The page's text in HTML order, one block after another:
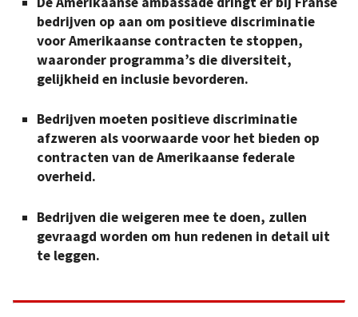
bedrijven op aan om positieve discriminatie
voor Amerikaanse contracten te stoppen,
waaronder programma’s die diversiteit,
gelijkheid en inclusie bevorderen.
Bedrijven moeten positieve discriminatie
afzweren als voorwaarde voor het bieden op
contracten van de Amerikaanse federale
overheid.
Bedrijven die weigeren mee te doen, zullen
gevraagd worden om hun redenen in detail uit
te leggen.